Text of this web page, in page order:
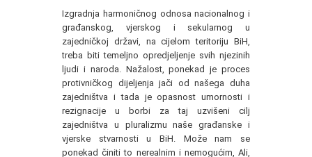
Izgradnja harmoničnog odnosa nacionalnog i
građanskog, vjerskog i sekularnog u
zajedničkoj državi, na cijelom teritoriju BiH,
treba biti temeljno opredjeljenje svih njezinih
ljudi i naroda. Nažalost, ponekad je proces
protivničkog dijeljenja jači od našega duha
zajedništva i tada je opasnost umornosti i
rezignacije u borbi za taj uzvišeni cilj
zajedništva u pluralizmu naše građanske i
vjerske stvarnosti u BiH. Može nam se
ponekad činiti to nerealnim i nemogućim, Ali,